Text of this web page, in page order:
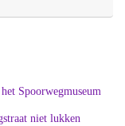
Spoorwegmuseum
niet lukken